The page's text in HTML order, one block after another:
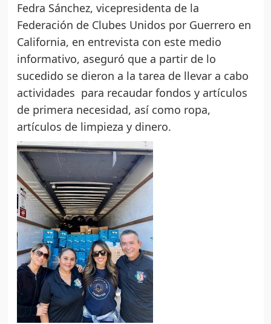
Fedra Sánchez, vicepresidenta de la
Federación de Clubes Unidos por Guerrero en
California, en entrevista con este medio
informativo, aseguró que a partir de lo
sucedido se dieron a la tarea de llevar a cabo
actividades para recaudar fondos y artículos
de primera necesidad, así como ropa,
artículos de limpieza y dinero.